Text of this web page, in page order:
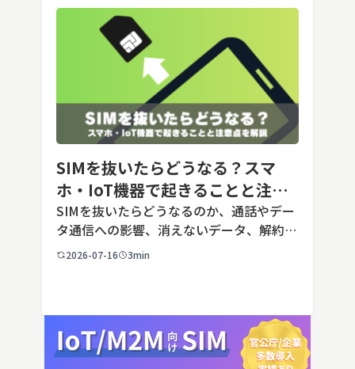
SIMを抜いたらどうなる？スマ
ホ・IoT機器で起きることと注意
点を解説
SIMを抜いたらどうなるのか、通話やデー
タ通信への影響、消えないデータ、解約や
端末譲渡時の注意点を整理。さらに法人・
2026-07-16 3min